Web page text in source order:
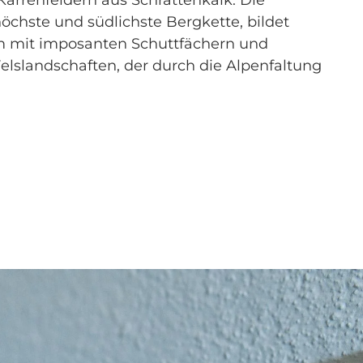
und südlichste Bergkette, bildet
mit imposanten Schuttfächern und
der durch die Alpenfaltung